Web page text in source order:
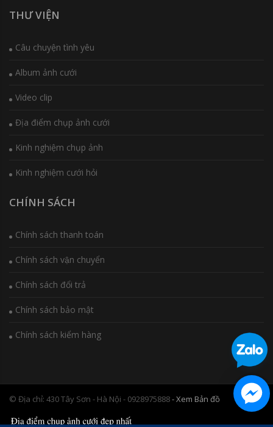
THƯ VIỆN
Câu chuyện tình yêu
Album ảnh cưới
Video clip
Địa điểm chụp ảnh cưới
Kinh nghiệm chụp ảnh
Kinh nghiệm cưới hỏi
CHÍNH SÁCH
Chính sách thanh toán
Chính sách vận chuyển
Chính sách đổi trả
Chính sách bảo mật
Chính sách kiểm hàng
© Địa chỉ: 430 Tây Sơn - Hà Nội - 0928975888- Xem Bản đồ